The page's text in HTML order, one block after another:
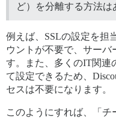
ど）を分離する方法は
例えば、SSLの設定を担
ウントが不要で、サー
す。また、多くのIT関連
て設定できるため、
セスは不要になります。
このようにすれば、「チ